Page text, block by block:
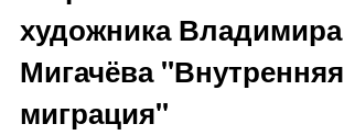
художника Владимира
Мигачёва "Внутренняя
миграция"